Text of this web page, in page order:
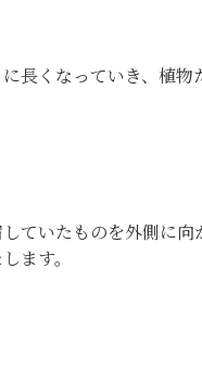
長くなっていき、植
ていたものを外側に
ます。